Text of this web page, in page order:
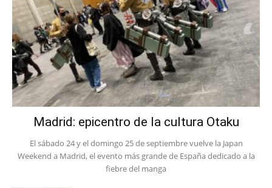
Madrid: epicentro de la cultura Otaku
El sábado 24 y el domingo 25 de septiembre vuelve la Japan
Weekend a Madrid, el evento más grande de España dedicado a la
fiebre del manga